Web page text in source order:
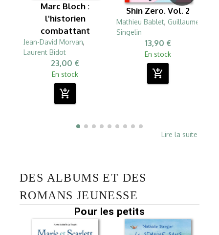
Marc Bloch :
l'historien
combattant
Jean-David Morvan,
Laurent Bidot
23,00 €
En stock
add_shopping_cart
Shin Zero. Vol. 2
Mathieu Bablet, Guillaume
Singelin
13,90 €
En stock
add_shopping_cart
Lire la suite
DES ALBUMS ET DES
ROMANS JEUNESSE
Pour les petits